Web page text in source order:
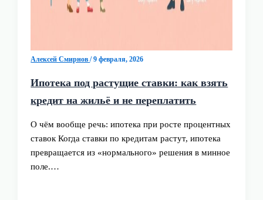
Алексей Смирнов/9 февраля, 2026
Ипотека под растущие ставки: как взять
кредит на жильё и не переплатить
О чём вообще речь: ипотека при росте процентных
ставок Когда ставки по кредитам растут, ипотека
превращается из «нормального» решения в минное
поле.…